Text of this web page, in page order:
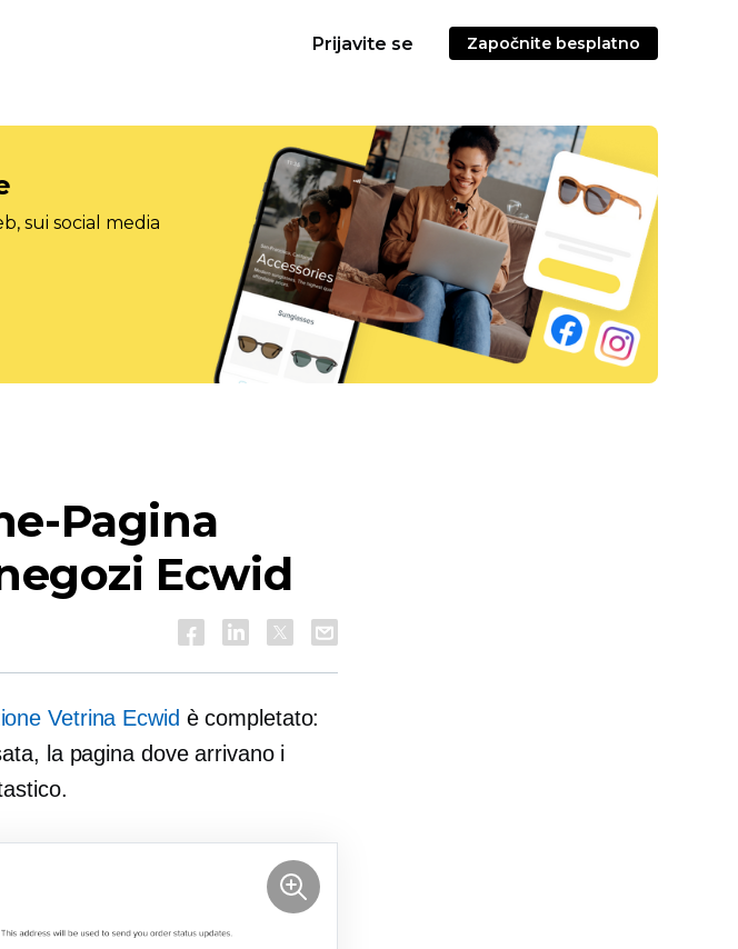
Prijavite se Započnite besplatno
sui social media
Pagina
Ecwid
Vetrina Ecwid è completato:
la pagina dove arrivano i